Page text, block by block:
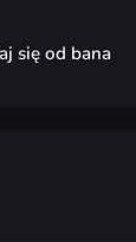
się od bana